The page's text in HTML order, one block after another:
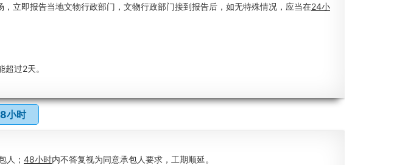
立即报告当地文物行政部门，文物行政部门接到报告后，如无特殊情况，应当在24小
过2天。
小时
人； 48小时内不答复视为同意承包人要求，工期顺延。